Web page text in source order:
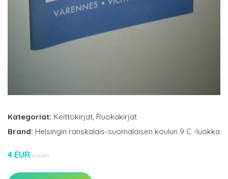
Kategoriat: Keittokirjat, Ruokakirjat
Brand: Helsingin ranskalais-suomalaisen koulun 9 C -luokka
4 EUR 6 EUR